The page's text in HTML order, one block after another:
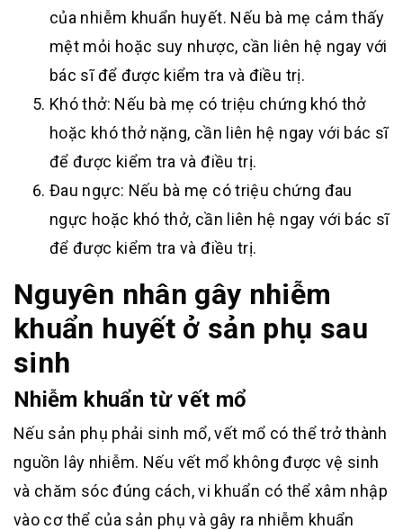
của nhiễm khuẩn huyết. Nếu bà mẹ cảm thấy
mệt mỏi hoặc suy nhược, cần liên hệ ngay với
bác sĩ để được kiểm tra và điều trị.
Khó thở: Nếu bà mẹ có triệu chứng khó thở
hoặc khó thở nặng, cần liên hệ ngay với bác sĩ
để được kiểm tra và điều trị.
Đau ngực: Nếu bà mẹ có triệu chứng đau
ngực hoặc khó thở, cần liên hệ ngay với bác sĩ
để được kiểm tra và điều trị.
Nguyên nhân gây nhiễm
khuẩn huyết ở sản phụ sau
sinh
Nhiễm khuẩn từ vết mổ
Nếu sản phụ phải sinh mổ, vết mổ có thể trở thành
nguồn lây nhiễm. Nếu vết mổ không được vệ sinh
và chăm sóc đúng cách, vi khuẩn có thể xâm nhập
vào cơ thể của sản phụ và gây ra nhiễm khuẩn